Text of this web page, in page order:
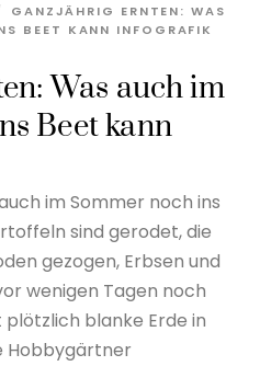
Was auch im
Beet kann
GANZJÄHRIG ERNTEN: WAS
BEET KANN INFOGRAFIK
im Sommer noch ins
sind gerodet, die
gezogen, Erbsen und
wenigen Tagen noch
blanke Erde in
Hobbygärtner